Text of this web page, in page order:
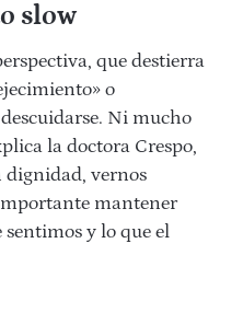
slow
que destierra
o
Ni mucho
la doctora Crespo,
dignidad, vernos
mantener
y lo que el